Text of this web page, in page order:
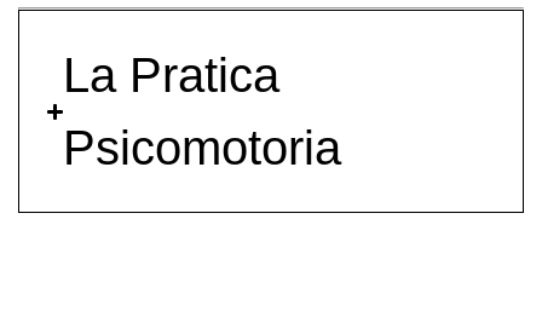
La Pratica
Psicomotoria